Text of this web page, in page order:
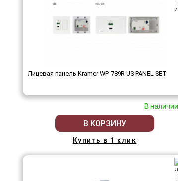
Лицевая панель Kramer WP-789R US PANEL SET
В наличии
В КОРЗИНУ
Купить в 1 клик